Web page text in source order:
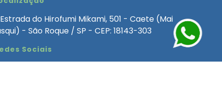
Clínica de Recuperação para Alcoólatra
Químicos
Clinica Dependencia Quimica
para Dependentes Quimicos
Químicos Particular
Estrada do Hirofumi Mikami, 501 - Caete (Mai
- São Roque / SP - CEP: 18143-303
Sociais